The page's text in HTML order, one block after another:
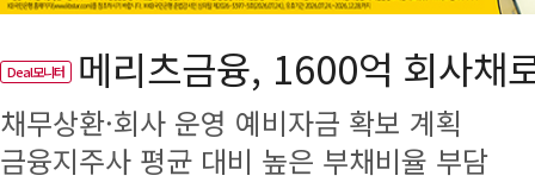
Deal모니터 메리츠금융, 1600억 회사채
채무상환·회사 운영 예비자금 확보 계획
금융지주사 평균 대비 높은 부채비율 부담